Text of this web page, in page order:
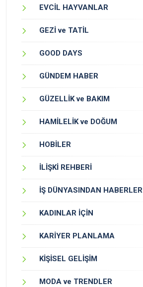
EVCİL HAYVANLAR
GEZİ ve TATİL
GOOD DAYS
GÜNDEM HABER
GÜZELLİK ve BAKIM
HAMİLELİK ve DOĞUM
HOBİLER
İLİŞKİ REHBERİ
İŞ DÜNYASINDAN HABERLER
KADINLAR İÇİN
KARİYER PLANLAMA
KİŞİSEL GELİŞİM
MODA ve TRENDLER